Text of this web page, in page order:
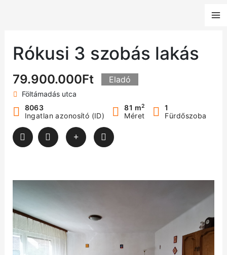
Rókusi 3 szobás lakás
79.900.000Ft Eladó
Föltámadás utca
8063
Ingatlan azonosító (ID)
81 m2
Méret
1
Fürdőszoba